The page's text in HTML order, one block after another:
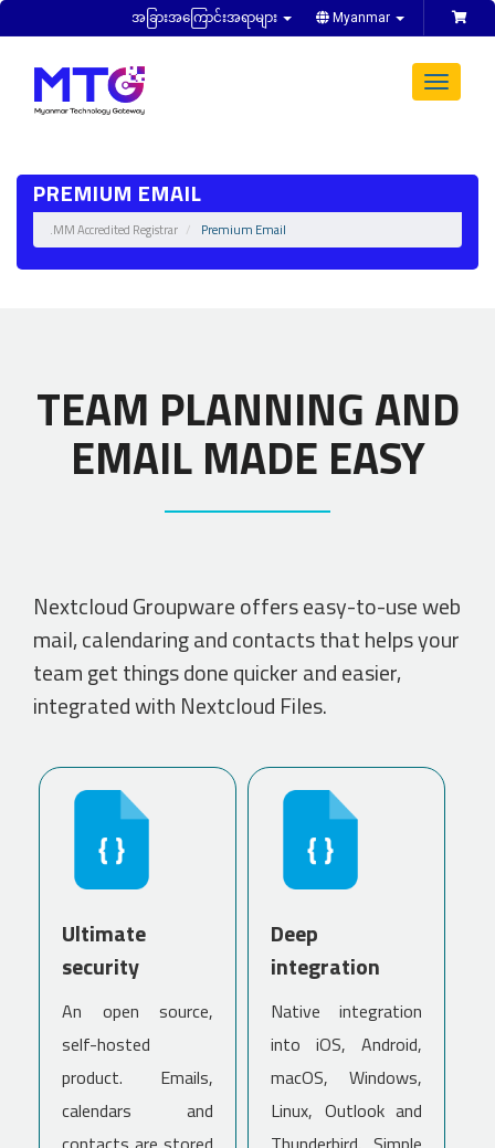
အခြားအကြောင်းအရာများ Myanmar
Toggle
PREMIUM EMAIL
.MM Accredited Registrar Premium Email
TEAM PLANNING AND
EMAIL MADE EASY
Nextcloud Groupware offers easy-to-use web
mail, calendaring and contacts that helps your
team get things done quicker and easier,
integrated with Nextcloud Files.
Ultimate
security
An open source,
self-hosted
product. Emails,
calendars and
Deep
integration
Native integration
into iOS, Android,
macOS, Windows,
Linux, Outlook and